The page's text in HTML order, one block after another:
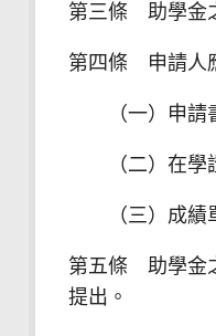
第三條 助學金
第四條 申請人
（一）申請書
（二）在學
（三）成績
第五條 助學金
提出。